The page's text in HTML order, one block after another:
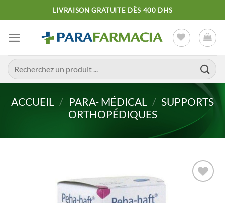
au
contenu
LIVRAISON GRATUITE DÈS 400 DHS
Recherche
pour :
ACCUEIL / PARA- MÉDICAL / SUPPORTS
ORTHOPÉDIQUES